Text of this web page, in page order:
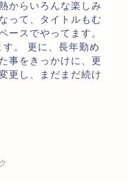
からいろんな楽しみ
って、タイトルもむ
ースでやってます。
。 更に、長年勤め
事をきっかけに、更
更し、まだまだ続け